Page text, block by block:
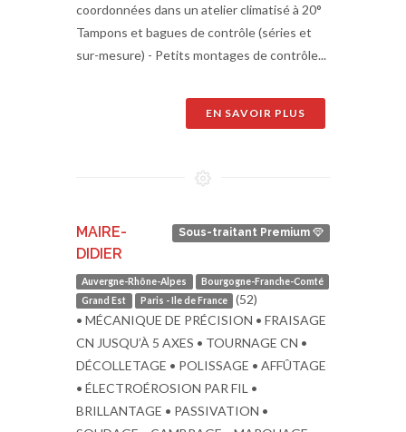
coordonnées dans un atelier climatisé à 20°
Tampons et bagues de contrôle (séries et
sur-mesure) - Petits montages de contrôle...
EN SAVOIR PLUS
Sous-traitant Premium
MAIRE-
DIDIER
Auvergne-Rhône-Alpes
Bourgogne-Franche-Comté
Grand Est
Paris - Ile de France
(52)
• MÉCANIQUE DE PRÉCISION • FRAISAGE
CN JUSQU’À 5 AXES • TOURNAGE CN •
DÉCOLLETAGE • POLISSAGE • AFFÛTAGE
• ÉLECTROÉROSION PAR FIL •
BRILLANTAGE • PASSIVATION •